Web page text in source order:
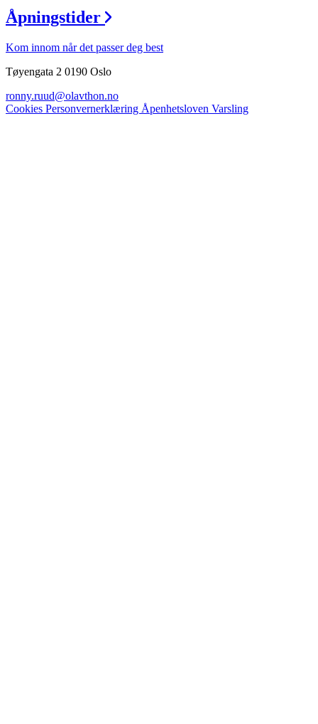
Åpningstider
Kom innom når det passer deg best
Tøyengata 2 0190 Oslo
ronny.ruud@olavthon.no
Cookies Personvernerklæring Åpenhetsloven Varsling